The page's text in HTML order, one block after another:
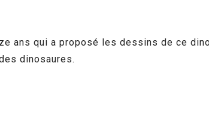
ans qui a proposé les dessins de ce
dinosaures.